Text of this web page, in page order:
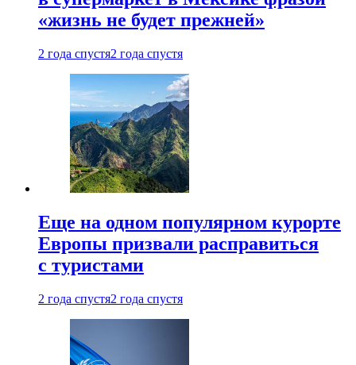
«жизнь не будет прежней»
2 года спустя2 года спустя
Еще на одном популярном курорте
Европы призвали расправиться
с туристами
2 года спустя2 года спустя